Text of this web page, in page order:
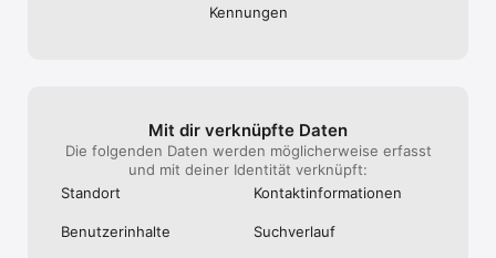
Kennungen
Mit dir verknüpfte Daten
Die folgenden Daten werden möglicherweise erfasst
und mit deiner Identität verknüpft:
Standort
Kontakt­informa­tionen
Benutzer­inhalte Suchverlauf